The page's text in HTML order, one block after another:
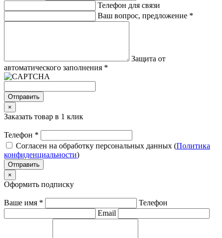
Телефон для связи
Ваш вопрос, предложение *
Защита от
автоматического заполнения *
Отправить
×
Заказать товар в 1 клик
Телефон *
Согласен на обработку персональных данных (Политика
конфиденциальности)
Отправить
×
Оформить подписку
Ваше имя *
Телефон
Email